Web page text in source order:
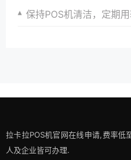
保持POS机清洁，定期用软布
拉卡拉POS机官网在线申请,费率
人及企业皆可办理.